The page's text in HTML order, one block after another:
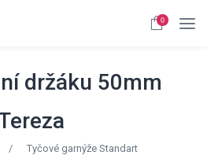
0
držáku 50mm
/
Tyčové garnýže Standart